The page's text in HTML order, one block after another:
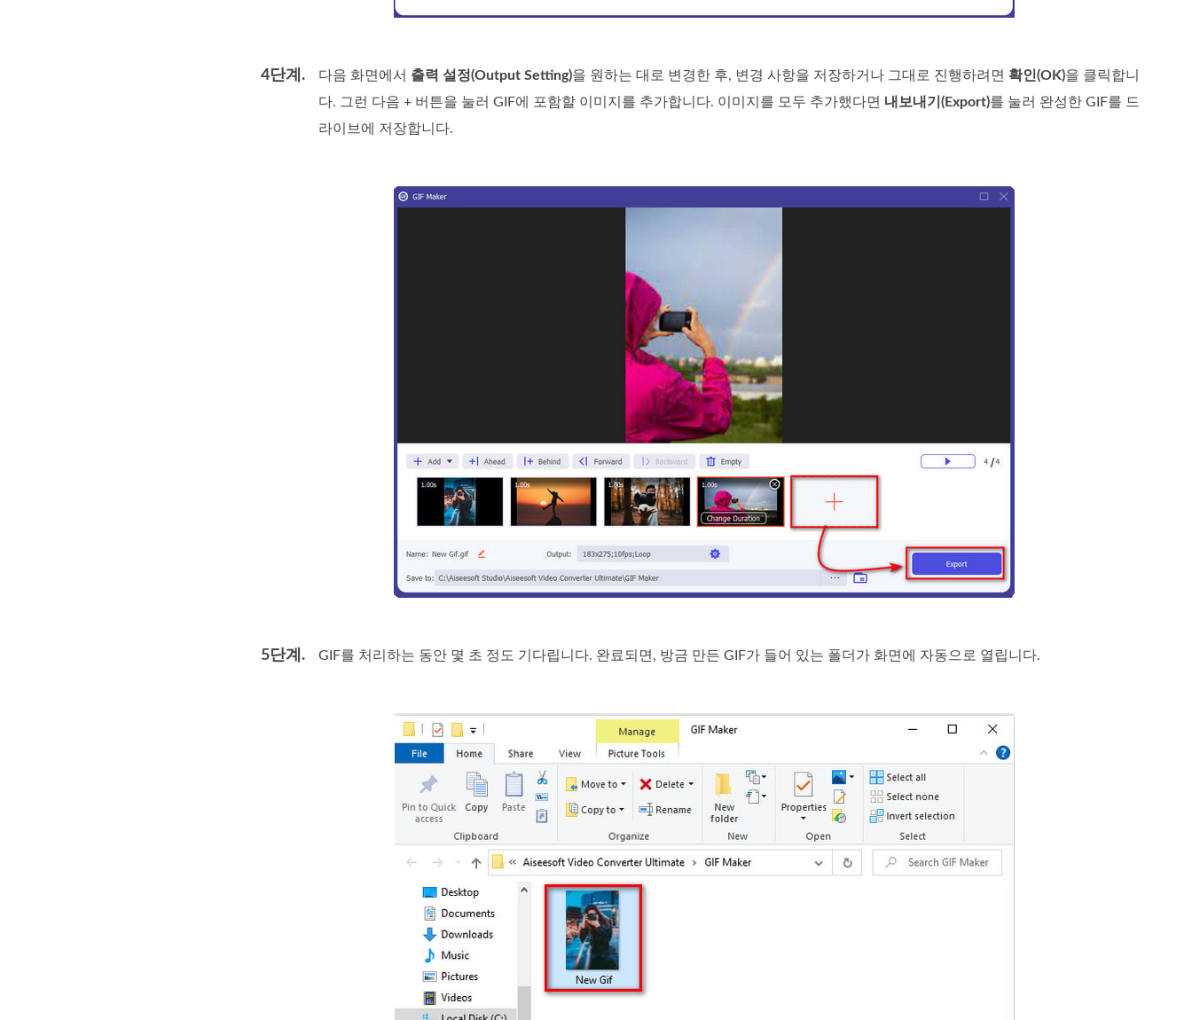
4단계. 다음 화면에서 출력 설정(Output Setting)을 원하는 대로 변경한 후, 변경 사항을 저장하거나 그대로 진행하려면 확인(OK)을 클릭합니
다. 그런 다음 + 버튼을 눌러 GIF에 포함할 이미지를 추가합니다. 이미지를 모두 추가했다면 내보내기(Export)를 눌러 완성한 GIF를 드
라이브에 저장합니다.
5단계. GIF를 처리하는 동안 몇 초 정도 기다립니다. 완료되면, 방금 만든 GIF가 들어 있는 폴더가 화면에 자동으로 열립니다.